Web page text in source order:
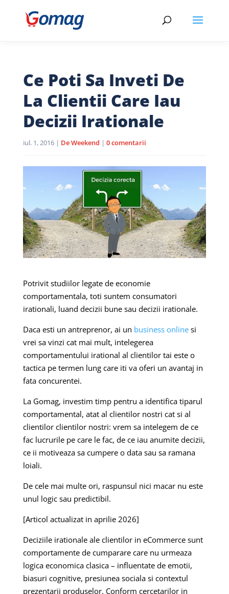
Ce Poti Sa Inveti De
La Clientii Care Iau
Decizii Irationale
iul. 1, 2016| De Weekend | 0 comentarii
Potrivit studiilor legate de economie
comportamentala, toti suntem consumatori
irationali, luand decizii bune sau decizii irationale.
Daca esti un antreprenor, ai un business onlinesi
vrei sa vinzi cat mai mult, intelegerea
comportamentului irational al clientilor tai este o
tactica pe termen lung care iti va oferi un avantaj in
fata concurentei.
La Gomag, investim timp pentru a identifica tiparul
comportamental, atat al clientilor nostri cat si al
clientilor clientilor nostri: vrem sa intelegem de ce
fac lucrurile pe care le fac, de ce iau anumite decizii,
ce ii motiveaza sa cumpere o data sau sa ramana
loiali.
De cele mai multe ori, raspunsul nici macar nu este
unul logic sau predictibil.
[Articol actualizat in aprilie 2026]
Deciziile irationale ale clientilor in eCommerce sunt
comportamente de cumparare care nu urmeaza
logica economica clasica – influentate de emotii,
biasuri cognitive, presiunea sociala si contextul
prezentarii produselor. Conform cercetarilor in